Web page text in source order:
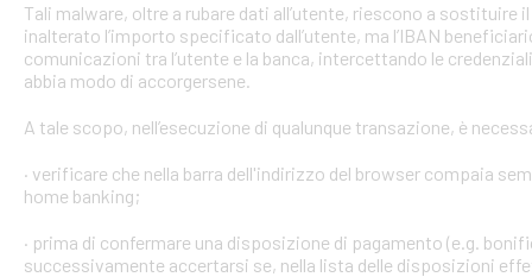
Tali malware, oltre a rubare dati all’utente, riescono a
inalterato l’importo specificato dall’utente, ma l’IBAN
comunicazioni tra l’utente e la banca, intercettando le
abbia modo di accorgersene.
A tale scopo, nell’esecuzione di qualunque transazione, è
· verificare che nella barra dell'indirizzo del browser compaia
home banking;
· prima di confermare una disposizione di pagamento (e.g.
successivamente accertarsi se, nella lista delle disposizioni